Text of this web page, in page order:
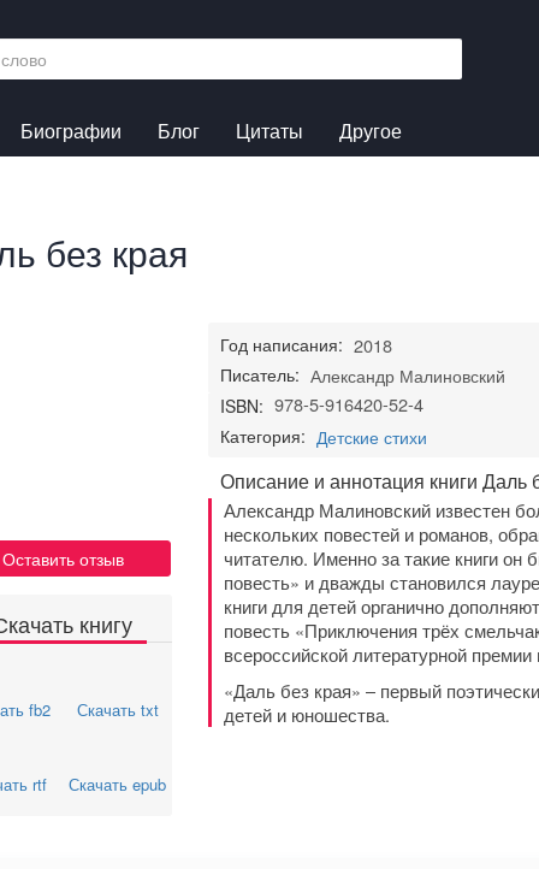
Биографии
Блог Цитаты Другое
без края
Оставить отзыв
книгу
fb2 Скачать txt
rtf Скачать epub
Год написания: 2018
Писатель: Александр Малиновский
ISBN: 978-5-916420-52-4
Категория: Детские стихи
Описание и аннотация книги Даль
Александр Малиновский известен
нескольких повестей и романов,
читателю. Именно за такие книги он
повесть» и дважды становился
книги для детей органично
повесть «Приключения трёх
всероссийской литературной
«Даль без края» – первый
детей и юношества.